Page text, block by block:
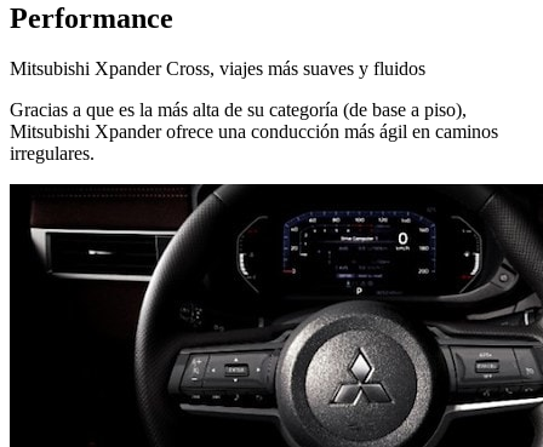
Performance
Mitsubishi Xpander Cross, viajes más suaves y fluidos
Gracias a que es la más alta de su categoría (de base a piso),
Mitsubishi Xpander ofrece una conducción más ágil en caminos
irregulares.